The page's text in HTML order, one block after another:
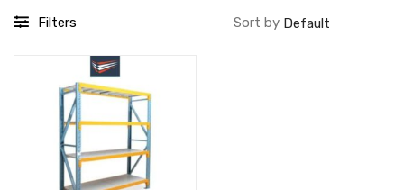
Filters Sort by